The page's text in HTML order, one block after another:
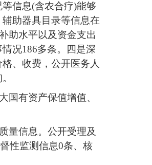
信息(含农合疗)能够
助器具目录等信息在
助水平以及资金支出
况186多条。四是深
、收费，公开医务人
国有资产保值增值、
量信息。公开受理及
性监测信息0条、核